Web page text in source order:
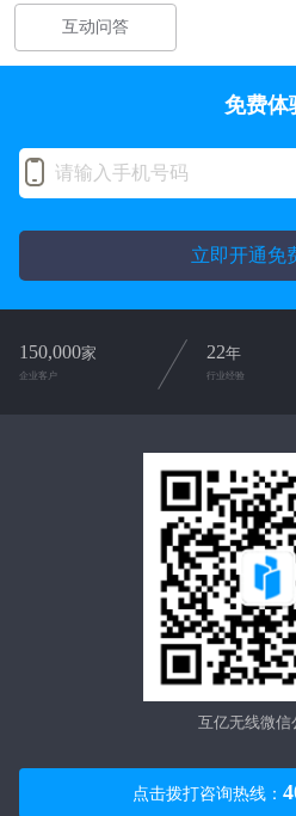
互动问答
免费体
立即开通免
150,000家
企业客户
22年
行业经验
互亿无线微信
点击拨打咨询热线：